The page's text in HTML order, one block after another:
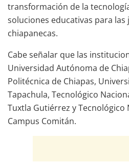
transformación de la
soluciones educativas para las
chiapanecas.
Cabe señalar que las
Universidad Autónoma de
Politécnica de Chiapas,
Tapachula, Tecnológico
Tuxtla Gutiérrez y Tecnológico
Campus Comitán.